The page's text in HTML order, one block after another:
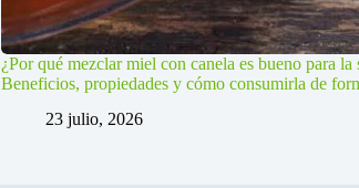
¿Por qué mezclar miel con canela es bueno para la
Beneficios, propiedades y cómo consumirla de
23 julio, 2026